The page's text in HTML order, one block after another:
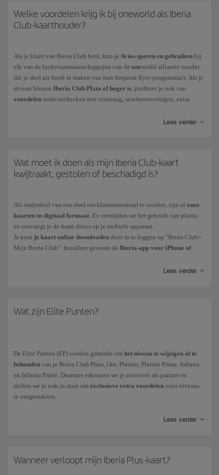
het systeem bij het invoeren ervan aangeeft. Denk eraan dat je een ander
wachtwoord moet kiezen. Je kunt het naar eigen keuze wijzigen onder
Als er zich een blokkering van je account
heeft voorgedaan, graag
contact met ons opnemen via dit
.
De Iberia Club-kaart hoeft niet opnieuw te worden geactiveerd, zelfs niet
in perioden van inactiviteit.
Welke voordelen krijg ik bij oneworld als Iberia
Club-kaarthouder?
Als je klant van Iberia Club bent, kun je Avios sparen en gebruiken bij
elk van de luchtvaartmaatschappijen van de oneworld alliantie zonder
dat je deel uit hoeft te maken van hun frequent flyer-programma's. Als je
niveau binnen Iberia Club Plata of hoger is, profiteer je ook van
voordelen zoals inchecken met voorrang, stoelreserveringen, extra
door met andereLees verder
Wat moet ik doen als mijn Iberia Club-kaart
kwijtraakt, gestolen of beschadigd is?
Als onderdeel van ons doel om klimaatneutraal te worden, zijn al onze
kaarten in digitaal formaat. Zo vermijden we het gebruik van plastic
en ontvangt je de kaart direct op je mobiele apparaat.
Je kunt je kaart online downloaden door in te loggen op "Iberia Club>
Mijn Iberia Club". Installeer gewoon de Iberia-app voor iPhone of
toegang tot functies zoals reserveringen of online inchecken.Lees verder
Wat zijn Elite Punten?
De Elite Punten (EP) worden gebruikt om het niveau te wijzigen of te
behouden van je Iberia Club Plata, Oro, Platino, Platino Prime, Infinita
en Infinita Prime. Daarmee erkennen we je activiteit als partner en
stellen we je ook in staat om exclusieve extra voordelen voor niveaus
te ontgrendelen.
volgende jaar geteld. De tijdens deze periode gespaarde EP, bepalen je
uitgegeven euro aan vluchten
Lees verder
Wanneer verloopt mijn Iberia Plus-kaart?